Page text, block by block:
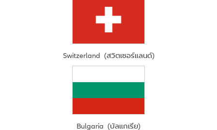
Switzerland (สวิตเซอร์แลนด์)
Bulgaria (บัลแกเรีย)